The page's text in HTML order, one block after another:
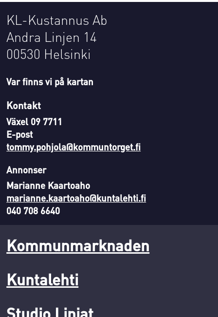
KL-Kustannus Ab
Andra Linjen 14
00530 Helsinki
Var finns vi på kartan
Kontakt
Växel 09 7711
E-post
tommy.pohjola@kommuntorget.fi
Annonser
Marianne Kaartoaho
marianne.kaartoaho@kuntalehti.fi
040 708 6640
Kommunmarknaden
Kuntalehti